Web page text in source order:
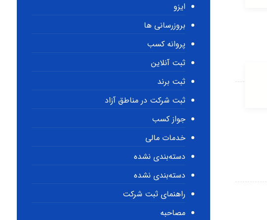
ایزو
بروزرسانی ها
پروانه کسب
ثبت آنلاین
ثبت برند
ثبت شرکت در مناطق آزاد
جواز کسب
خدمات مالی
دسته‌بندی نشده
دسته‌بندی نشده
راهنمای ثبت شرکت
مصاحبه